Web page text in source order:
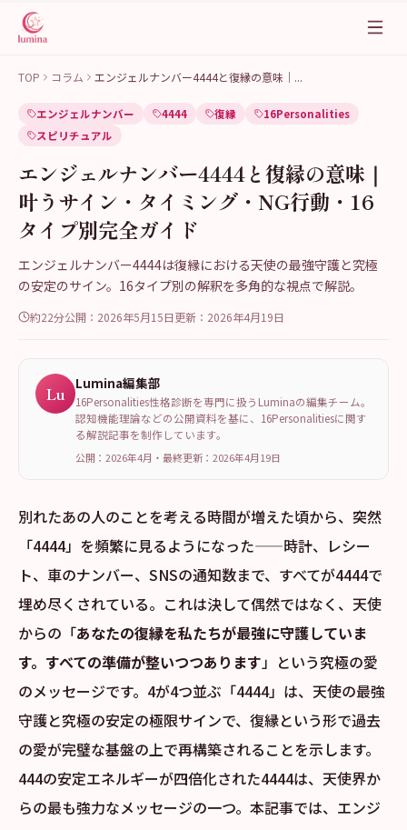
TOP コラム エンジェルナンバー4444と復縁の意味｜ ...
エンジェルナンバー 4444 復縁
16Personalities
スピリチュアル
エンジェルナンバー4444と復縁の意味｜
叶うサイン・タイミング・NG行動・16
タイプ別完全ガイド
エンジェルナンバー4444は復縁における天使の最強守護と究極
の安定のサイン。16タイプ別の解釈を多角的な視点で解説。
約22分公開： 2026年5月15日更新： 2026年4月19日
Lu Lumina編集部
16Personalities性格診断を専門に扱うLuminaの編集チーム。
認知機能理論などの公開資料を基に、16Personalitiesに関す
る解説記事を制作しています。
公開：2026年4月 ・ 最終更新： 2026年4月19日
別れたあの人のことを考える時間が増えた頃から、突然
「4444」を頻繁に見るようになった——時計、レシー
ト、車のナンバー、SNSの通知数まで、すべてが4444で
埋め尽くされている。これは決して偶然ではなく、天使
からの「あなたの復縁を私たちが最強に守護していま
す。すべての準備が整いつつあります」という究極の愛
のメッセージです。4が4つ並ぶ「4444」は、天使の最強
守護と究極の安定の極限サインで、復縁という形で過去
の愛が完璧な基盤の上で再構築されることを示します。
444の安定エネルギーが四倍化された4444は、天使界か
らの最も強力なメッセージの一つ。本記事では、エンジ